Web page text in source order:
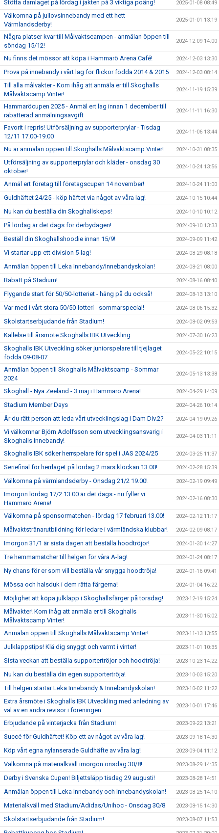
Stötta damlaget på lördag i jakten på 3 viktiga poäng! 2025-01-08 08:49
Välkomna på jullovsinnebandy med ett hett
Värmlandsderby!
2025-01-01 13:19
Några platser kvar till Målvaktscampen - anmälan öppen till
söndag 15/12!
2024-12-09 14:00
Nu finns det mössor att köpa i Hammarö Arena Café! 2024-12-03 13:30
Prova på innebandy i vårt lag för flickor födda 2014 & 2015 2024-12-03 08:14
Till alla målvakter - Kom ihåg att anmäla er till Skoghalls
Målvaktscamp Vinter!
2024-11-19 15:39
Hammaröcupen 2025 - Anmäl ert lag innan 1 december till
rabatterad anmälningsavgift
2024-11-11 16:30
Favorit i repris! Utförsäljning av supporterprylar - Tisdag
12/11 17.00-19.00
2024-11-06 13:44
Nu är anmälan öppen till Skoghalls Målvaktscamp Vinter! 2024-10-31 08:35
Utförsäljning av supporterprylar och kläder - onsdag 30
oktober!
2024-10-24 13:56
Anmäl ert företag till företagscupen 14 november! 2024-10-24 11:00
Guldhäftet 24/25 - köp häftet via något av våra lag! 2024-10-15 10:44
Nu kan du beställa din Skoghallskeps! 2024-10-10 10:12
På lördag är det dags för derbydagen! 2024-09-10 13:33
Beställ din Skoghallshoodie innan 15/9! 2024-09-09 11:42
Vi startar upp ett division 5-lag! 2024-08-29 08:18
Anmälan öppen till Leka Innebandy/Innebandyskolan! 2024-08-21 08:00
Rabatt på Stadium! 2024-08-16 08:40
Flygande start för 50/50-lotteriet - häng på du också! 2024-08-13 13:10
Var med i vårt stora 50/50-lotteri - sommarspecial! 2024-08-06 15:32
Skolstartserbjudande från Stadium! 2024-08-02 09:53
Kallelse till årsmöte Skoghalls IBK Utveckling 2024-07-30 16:23
Skoghalls IBK Utveckling söker juniorspelare till tjejlaget
födda 09-08-07
2024-05-22 10:15
Anmälan öppen till Skoghalls Målvaktscamp - Sommar
2024
2024-05-13 13:38
Skoghall - Nya Zeeland - 3 maj i Hammarö Arena! 2024-04-29 14:09
Stadium Member Days 2024-04-26 10:14
Är du rätt person att leda vårt utvecklingslag i Dam Div.2? 2024-04-19 09:26
Vi välkomnar Björn Adolfsson som utvecklingsansvarig i
Skoghalls Innebandy!
2024-04-03 11:11
Skoghalls IBK söker herrspelare för spel i JAS 2024/25 2024-03-25 11:37
Seriefinal för herrlaget på lördag 2 mars klockan 13.00! 2024-02-28 15:39
Välkomna på värmlandsderby - Onsdag 21/2 19.00! 2024-02-19 09:49
Imorgon lördag 17/2 13.00 är det dags - nu fyller vi
Hammarö Arena!
2024-02-16 08:30
Välkomna på sponsormatchen - lördag 17 februari 13.00! 2024-02-12 11:17
Målvaktstränarutbildning för ledare i värmländska klubbar! 2024-02-09 08:17
Imorgon 31/1 är sista dagen att beställa hoodtröjor! 2024-01-30 14:27
Tre hemmamatcher till helgen för våra A-lag! 2024-01-24 08:17
Ny chans för er som vill beställa vår snygga hoodtröja! 2024-01-16 09:41
Mössa och halsduk i dem rätta färgerna! 2024-01-04 16:22
Möjlighet att köpa julklapp i Skoghallsfärger på torsdag! 2023-12-19 15:24
Målvakter! Kom ihåg att anmäla er till Skoghalls
Målvaktscamp Vinter!
2023-11-30 15:02
Anmälan öppen till Skoghalls Målvaktscamp Vinter! 2023-11-13 13:55
Julklappstips! Klä dig snyggt och varmt i vinter! 2023-11-01 10:35
Sista veckan att beställa supportertröjor och hoodtröja! 2023-10-23 14:22
Nu kan du beställa din egen supportertröja! 2023-10-03 15:20
Till helgen startar Leka Innebandy & Innebandyskolan! 2023-10-02 11:22
Extra årsmöte i Skoghalls IBK Utveckling med anledning av
val av en andra revisor i föreningen
2023-10-01 17:46
Erbjudande på vinterjacka från Stadium! 2023-09-22 13:21
Succé för Guldhäftet! Köp ett av något av våra lag! 2023-09-18 14:30
Köp vårt egna nylanserade Guldhäfte av våra lag! 2023-09-04 11:12
Välkomna på materialkväll imorgon onsdag 30/8! 2023-08-29 14:35
Derby i Svenska Cupen! Biljettsläpp tisdag 29 augusti! 2023-08-28 14:51
Anmälan öppen till Leka Innebandy och Innebandyskolan! 2023-08-25 14:10
Materialkväll med Stadium/Adidas/Unihoc - Onsdag 30/8 2023-08-15 14:30
Skolstartserbjudande från Stadium! 2023-08-07 11:53